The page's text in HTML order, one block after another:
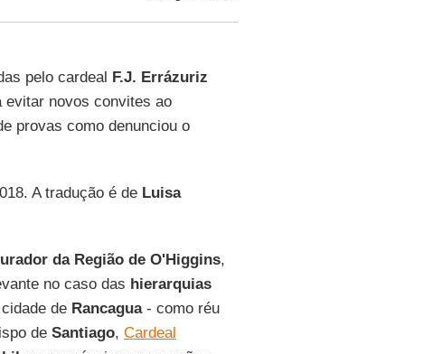
pelo cardeal F.J. Errázuriz
evitar novos convites ao
provas como denunciou o
A tradução é de Luisa
da Região de O'Higgins,
no caso das hierarquias
de Rancagua- como réu
de Santiago, Cardeal